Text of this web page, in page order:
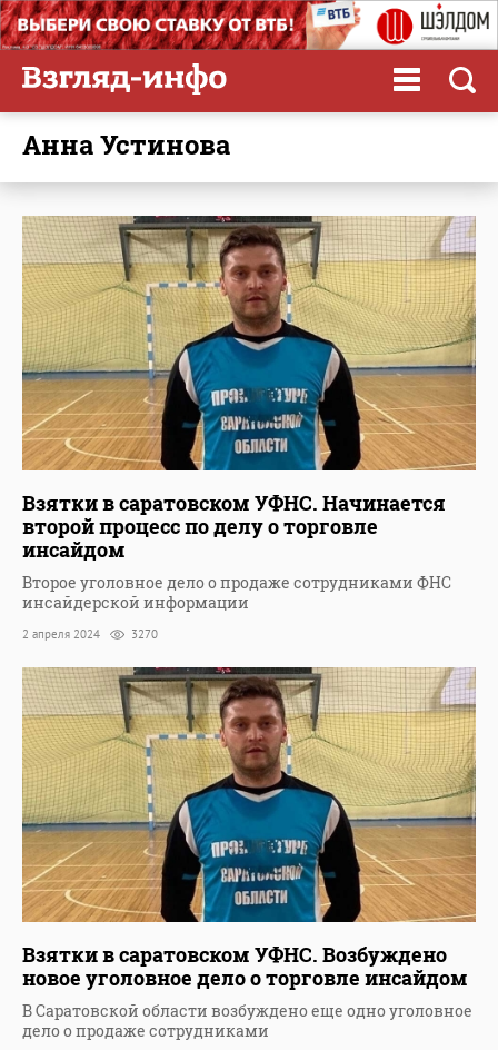
Анна Устинова
Взятки в саратовском УФНС. Начинается
второй процесс по делу о торговле
инсайдом
Второе уголовное дело о продаже сотрудниками ФНС
инсайдерской информации
2 апреля 2024 3270
Взятки в саратовском УФНС. Возбуждено
новое уголовное дело о торговле инсайдом
В Саратовской области возбуждено еще одно уголовное
дело о продаже сотрудниками